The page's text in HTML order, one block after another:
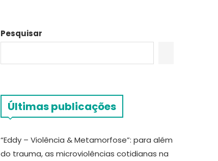
Pesquisar
Últimas publicações
“Eddy – Violência & Metamorfose”: para além
do trauma, as microviolências cotidianas na